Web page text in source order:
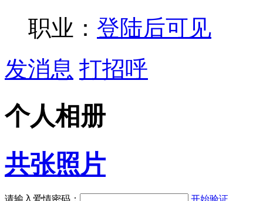
职业： 登陆后可见
发消息 打招呼
个人相册
共张照片
请输入爱情密码： 开始验证